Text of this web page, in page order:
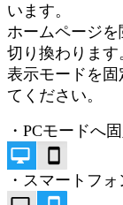
います。
ホームページ
切り換わります
表示モードを
てください。
・PCモードへ
・スマートフ